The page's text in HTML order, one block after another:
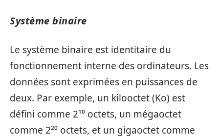
Système binaire
Le système binaire est identitaire du
fonctionnement interne des ordinateurs. Les
données sont exprimées en puissances de
deux. Par exemple, un kilooctet (Ko) est
défini comme 2¹⁰ octets, un mégaoctet
comme 2²⁰ octets, et un gigaoctet comme